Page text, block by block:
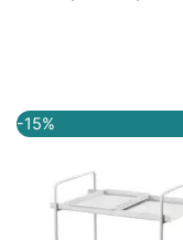
-15%
oprindelige
2.499,00 kr..